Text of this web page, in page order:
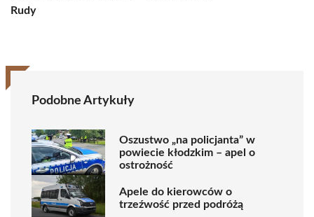
Rudy
Podobne Artykuły
Oszustwo „na policjanta” w
powiecie kłodzkim – apel o
ostrożność
Apele do kierowców o
trzeźwość przed podróżą